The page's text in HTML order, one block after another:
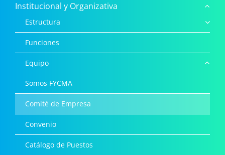
Institucional y Organizativa
Estructura
Funciones
Equipo
Somos FYCMA
Comité de Empresa
Convenio
Catálogo de Puestos